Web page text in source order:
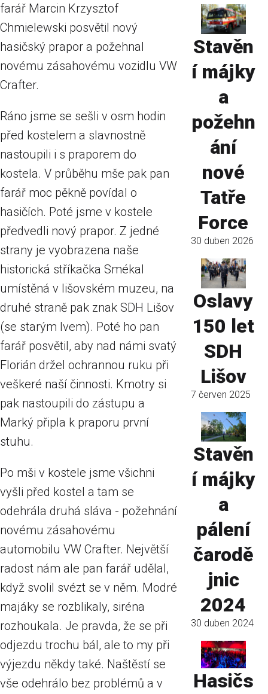
farář Marcin Krzysztof
Chmielewski posvětil nový
hasičský prapor a požehnal
novému zásahovému vozidlu VW
Crafter.
Ráno jsme se sešli v osm hodin
před kostelem a slavnostně
nastoupili i s praporem do
kostela. V průběhu mše pak pan
farář moc pěkně povídal o
hasičích. Poté jsme v kostele
předvedli nový prapor. Z jedné
strany je vyobrazena naše
historická stříkačka Smékal
umístěná v lišovském muzeu, na
druhé straně pak znak SDH Lišov
(se starým lvem). Poté ho pan
farář posvětil, aby nad námi svatý
Florián držel ochrannou ruku při
veškeré naší činnosti. Kmotry si
pak nastoupili do zástupu a
Marký připla k praporu první
stuhu.
Po mši v kostele jsme všichni
vyšli před kostel a tam se
odehrála druhá sláva - požehnání
novému zásahovému
automobilu VW Crafter. Největší
radost nám ale pan farář udělal,
když svolil svézt se v něm. Modré
majáky se rozblikaly, siréna
rozhoukala. Je pravda, že se při
odjezdu trochu bál, ale to my při
výjezdu někdy také. Naštěstí se
vše odehrálo bez problémů a v
Stavěn
í májky
a
požehn
ání
nové
Tatře
Force
30 duben 2026
Oslavy
150 let
SDH
Lišov
7 červen 2025
Stavěn
í májky
a
pálení
čarodě
jnic
2024
30 duben 2024
Hasičs